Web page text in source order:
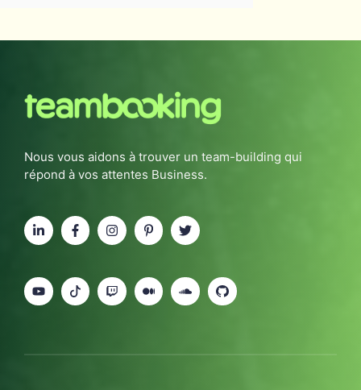
Nous vous aidons à trouver un team-building qui
répond à vos attentes Business.